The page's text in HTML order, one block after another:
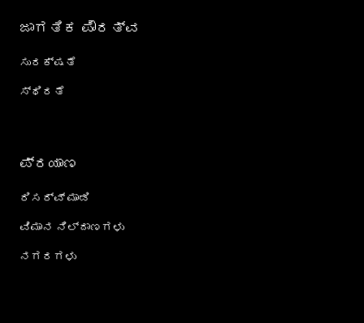
ಜಾಗತಿಕ ಪೌರತ್ವ
ಸುರಕ್ಷತೆ
ಸ್ಥಿರತೆ
ಪ್ರಯಾಣ
ರಿಸರ್ವ್ ಮಾಡಿ
ವಿಮಾನ ನಿಲ್ದಾಣಗಳು
ನಗರಗಳು